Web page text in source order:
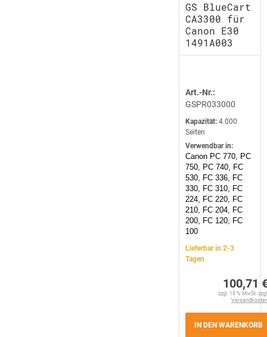
GS BlueCart
CA3300 für
Canon E30
1491A003
Art.-Nr.:
GSPR033000
Kapazität: 4.000
Seiten
Verwendbar in:
Canon PC 770, PC
750, PC 740, FC
530, FC 336, FC
330, FC 310, FC
224, FC 220, FC
210, FC 204, FC
200, FC 120, FC
100
Lieferbar in 2-3
Tagen
100,71
zzgl. 19 % MwSt.
IN DEN WARENKORB